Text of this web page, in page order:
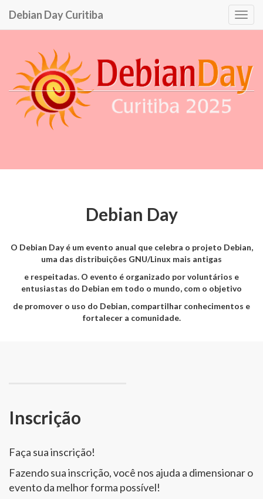
Debian Day Curitiba
Debian Day
O Debian Day é um evento anual que celebra o projeto Debian,
uma das distribuições GNU/Linux mais antigas
e respeitadas. O evento é organizado por voluntários e
entusiastas do Debian em todo o mundo, com o objetivo
de promover o uso do Debian, compartilhar conhecimentos e
fortalecer a comunidade.
Inscrição
Faça sua inscrição!
Fazendo sua inscrição, você nos ajuda a dimensionar o
evento da melhor forma possível!